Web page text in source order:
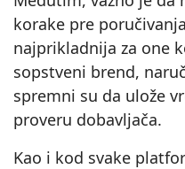
korake pre
najprikladnija za one
sopstveni brend,
spremni su da ulože
proveru dobavljača.
Kao i kod svake